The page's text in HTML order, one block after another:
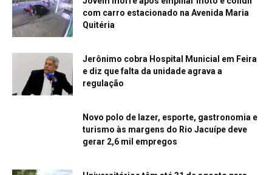
com carro estacionado na Avenida Maria
Quitéria
Jerônimo cobra Hospital Municial em Feira
e diz que falta da unidade agrava a
regulação
Novo polo de lazer, esporte, gastronomia e
turismo às margens do Rio Jacuípe deve
gerar 2,6 mil empregos